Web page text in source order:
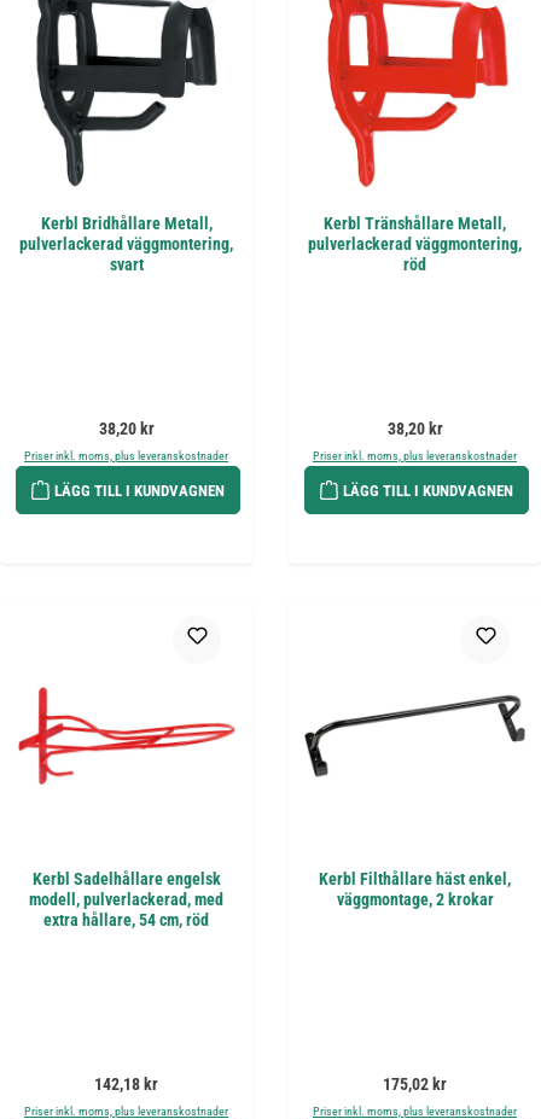
Kerbl Bridhållare Metall,
pulverlackerad väggmontering,
svart
Ordinarie pris:
38,20 kr
Priser inkl. moms, plus leveranskostnader
LÄGG TILL I KUNDVAGNEN
Kerbl Tränshållare Metall,
pulverlackerad väggmontering,
röd
Ordinarie pris:
38,20 kr
Priser inkl. moms, plus leveranskostnader
LÄGG TILL I KUNDVAGNEN
Kerbl Sadelhållare engelsk
modell, pulverlackerad, med
extra hållare, 54 cm, röd
Ordinarie pris:
142,18 kr
Priser inkl. moms, plus leveranskostnader
Kerbl Filthållare häst enkel,
väggmontage, 2 krokar
Ordinarie pris:
175,02 kr
Priser inkl. moms, plus leveranskostnader